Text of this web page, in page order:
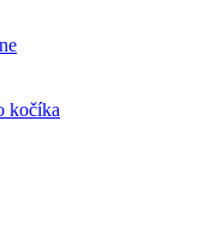
kočíka